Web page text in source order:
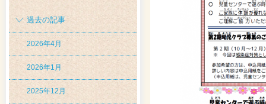
過去の記事
2026年4月
2026年1月
2025年12月